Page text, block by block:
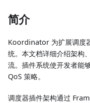
简介
Koordinator 为扩展调度
统。本文档详细介绍架构
流。插件系统使开发者能
QoS 策略。
调度器插件架构通过